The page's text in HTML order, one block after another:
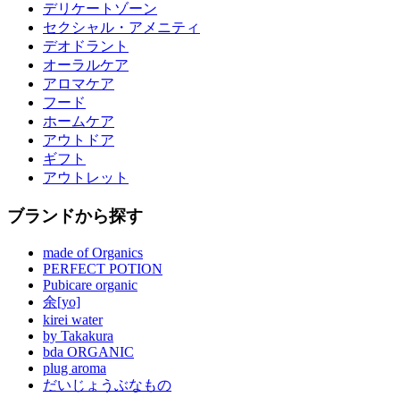
デリケートゾーン
セクシャル・アメニティ
デオドラント
オーラルケア
アロマケア
フード
ホームケア
アウトドア
ギフト
アウトレット
ブランドから探す
made of Organics
PERFECT POTION
Pubicare organic
余[yo]
kirei water
by Takakura
bda ORGANIC
plug aroma
だいじょうぶなもの